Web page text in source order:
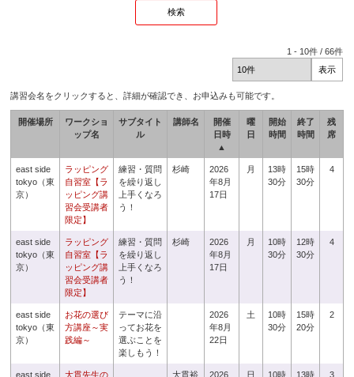
1 - 10件 /66件
講習会名をクリックすると、詳細が確認でき、お申込みも可能です。
開催場所
ワークショ
ップ名
サブタイト
ル
講師名
開催
日時
▲
曜
日
開始
時間
終了
時間
残
席
east side
tokyo（東
京）
ラッピング
自習室【ラ
ッピング講
習会受講者
限定】
練習・質問
を繰り返し
上手くなろ
う！
杉崎
2026
年8月
17日
月
13時
30分
15時
30分
4
east side
tokyo（東
京）
ラッピング
自習室【ラ
ッピング講
習会受講者
限定】
練習・質問
を繰り返し
上手くなろ
う！
杉崎
2026
年8月
17日
月
10時
30分
12時
30分
4
east side
tokyo（東
京）
お花の選び
方講座～実
践編～
テーマに沿
ってお花を
選ぶことを
楽しもう！
2026
年8月
22日
土
10時
30分
15時
20分
2
east side
大貫先生の
大貫裕
2026
日
10時
13時
3